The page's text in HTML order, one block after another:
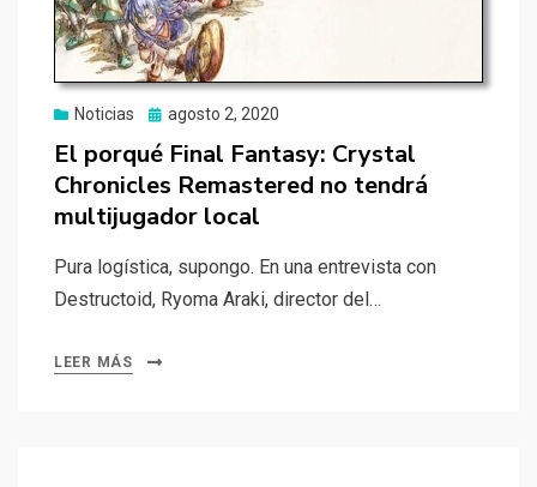
Noticias
Publicado
el
agosto 2, 2020
El porqué Final Fantasy: Crystal
Chronicles Remastered no tendrá
multijugador local
Pura logística, supongo. En una entrevista con
Destructoid, Ryoma Araki, director del…
LEER MÁS